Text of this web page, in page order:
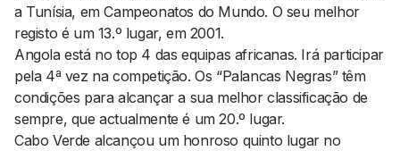
a Tunísia, em Campeonatos do Mundo. O seu melhor
registo é um 13.º lugar, em 2001.
Angola está no top 4 das equipas africanas. Irá participar
pela 4ª vez na competição. Os “Palancas Negras” têm
condições para alcançar a sua melhor classificação de
sempre, que actualmente é um 20.º lugar.
Cabo Verde alcançou um honroso quinto lugar no